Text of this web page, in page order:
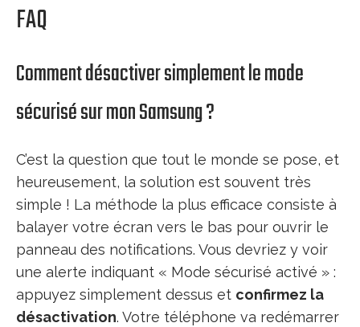
FAQ
Comment désactiver simplement le mode
sécurisé sur mon Samsung ?
C’est la question que tout le monde se pose, et
heureusement, la solution est souvent très
simple ! La méthode la plus efficace consiste à
balayer votre écran vers le bas pour ouvrir le
panneau des notifications. Vous devriez y voir
une alerte indiquant « Mode sécurisé activé » :
appuyez simplement dessus et confirmez la
désactivation. Votre téléphone va redémarrer